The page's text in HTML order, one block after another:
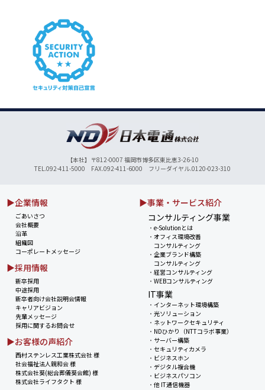
【本社】〒812-0007 福岡市博多区東比恵3-26-10
TEL.092-411-5000 FAX.092-411-6000 フリーダイヤル.0120-023-310
▶企業情報
ごあいさつ
会社概要
沿革
組織図
コーポレートメッセージ
▶採用情報
新卒採用
中途採用
新卒者向け会社説明会情報
キャリアビジョン
先輩メッセージ
採用に関するお問合せ
▶お客様の声紹介
西村ステンレス工業株式会社 様
社会福祉法人親和会 様
株式会社葵(総合葬儀葵会館) 様
株式会社ライフタクト 様
▶事業・サービス紹介
コンサルティング事業
・e-Solutionとは
・オフィス環境改善
コンサルティング
・企業ブランド構築
コンサルティング
・経営コンサルティング
・WEBコンサルティング
IT事業
・ インターネット環境構築
・光ソリューション
・ ネットワークセキュリティ
・ NDひかり（NTTコラボ事業）
・ サーバー構築
・セキュリティカメラ
・ ビジネスホン
・デジタル複合機
・ ビジネスパソコン
・他 IT通信機器